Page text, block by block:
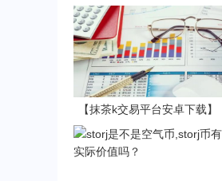
【抹茶k交易平台安卓下载】
抹茶k钱包官网2023下载v7.3.
5